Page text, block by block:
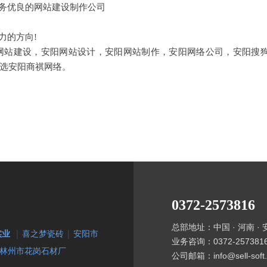
良的网站建设制作公司
的方向!
设，安阳网站设计，安阳网站制作，安阳网络公司，安阳搜
安阳商祺网络。
0372-2573816
总部地址：中国 · 河南 ·
业务咨询：0372-
公司邮箱：info@sell-
| 喜之梦瓷砖 | 安阳市
林州市花岗石材厂
格莱美 河南皇东钢结构 黄连木种子 汉都商网 方快锅炉 汤阴空调维修 安阳最爱
安阳格莱美 河南皇东钢结构 黄连木种子 汉都商网 方快锅炉 汤
州真旺玻璃钢 北京博大暖阳 高旭阳光太阳能
安阳格莱美 河南皇东钢结构 黄连木种子 汉都商网 方快锅炉
州真旺玻璃钢 北京博大暖阳 高旭阳光太阳能